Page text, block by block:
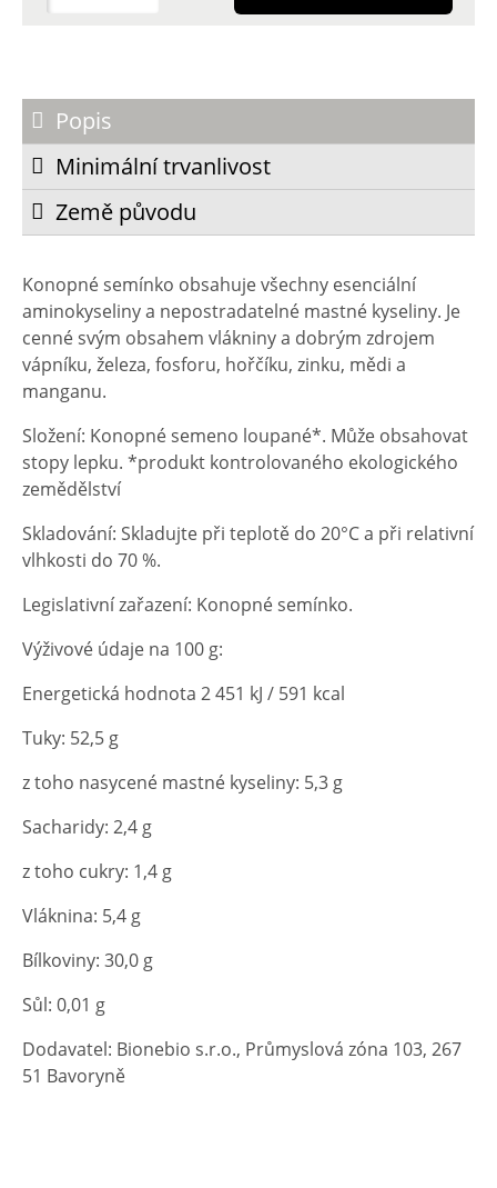
Popis
Minimální trvanlivost
Země původu
Konopné semínko obsahuje všechny esenciální
aminokyseliny a nepostradatelné mastné kyseliny. Je
cenné svým obsahem vlákniny a dobrým zdrojem
vápníku, železa, fosforu, hořčíku, zinku, mědi a
manganu.
Složení: Konopné semeno loupané*. Může obsahovat
stopy lepku. *produkt kontrolovaného ekologického
zemědělství
Skladování: Skladujte při teplotě do 20°C a při relativní
vlhkosti do 70 %.
Legislativní zařazení: Konopné semínko.
Výživové údaje na 100 g:
Energetická hodnota 2 451 kJ / 591 kcal
Tuky: 52,5 g
z toho nasycené mastné kyseliny: 5,3 g
Sacharidy: 2,4 g
z toho cukry: 1,4 g
Vláknina: 5,4 g
Bílkoviny: 30,0 g
Sůl: 0,01 g
Dodavatel: Bionebio s.r.o., Průmyslová zóna 103, 267
51 Bavoryně